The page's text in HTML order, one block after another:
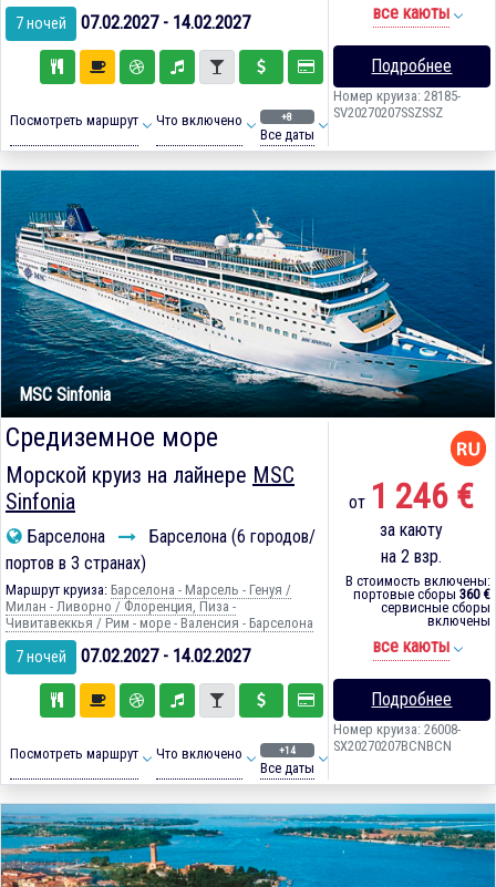
7 ночей 07.02.2027 - 14.02.2027
Посмотреть маршрут Что включено +8
Все даты
все каюты
Подробнее
Номер круиза: 28185-
SV20270207SSZSSZ
MSC Sinfonia
Средиземное море
Морской круиз на лайнере MSC
Sinfonia
Барселона
Барселона (6 городов/
портов в 3 странах)
Маршрут круиза: Барселона - Марсель - Генуя /
Милан - Ливорно / Флоренция, Пиза -
Чивитавеккья / Рим - море - Валенсия - Барселона
7 ночей 07.02.2027 - 14.02.2027
Посмотреть маршрут Что включено +14
Все даты
от 1 246 €
за каюту
на 2 взр.
В стоимость включены:
портовые сборы 360 €
сервисные сборы
включены
все каюты
Подробнее
Номер круиза: 26008-
SX20270207BCNBCN